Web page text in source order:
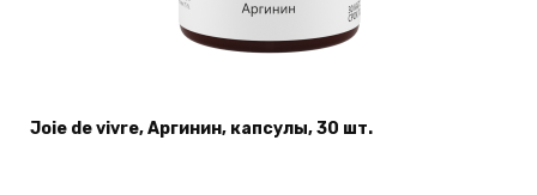
Joie de vivre, Аргинин, капсулы, 30 шт.